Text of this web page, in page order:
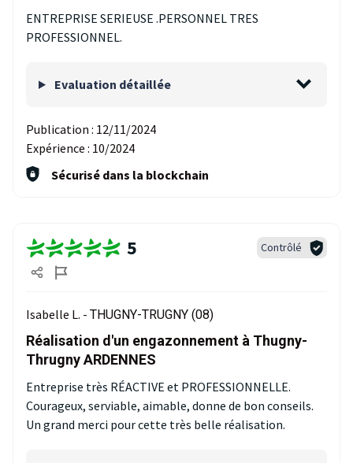
ENTREPRISE SERIEUSE .PERSONNEL TRES
PROFESSIONNEL.
Evaluation détaillée
Publication : 12/11/2024
Expérience : 10/2024
Sécurisé dans la blockchain
5 Contrôlé
Isabelle L. - THUGNY-TRUGNY (08)
Réalisation d'un engazonnement à Thugny-
Thrugny ARDENNES
Entreprise très RÉACTIVE et PROFESSIONNELLE.
Courageux, serviable, aimable, donne de bon conseils.
Un grand merci pour cette très belle réalisation.